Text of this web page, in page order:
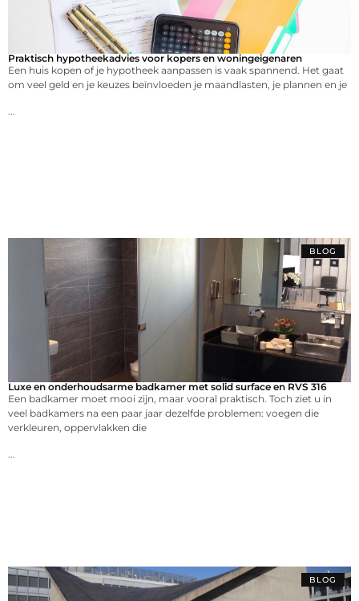
Praktisch hypotheekadvies voor kopers en woningeigenaren
Een huis kopen of je hypotheek aanpassen is vaak spannend. Het gaat
om veel geld en je keuzes beïnvloeden je maandlasten, je plannen en je
BLOG
Luxe en onderhoudsarme badkamer met solid surface en RVS 316
Een badkamer moet mooi zijn, maar vooral praktisch. Toch ziet u in
veel badkamers na een paar jaar dezelfde problemen: voegen die
verkleuren, oppervlakken die
BLOG